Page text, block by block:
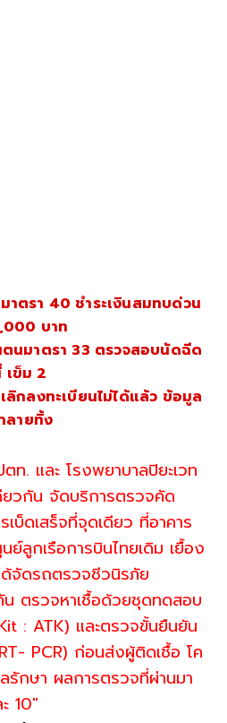
าตรา 40 ชำระเงินสมทบด่วน
บาท
นมาตรา 33 ตรวจสอบนัดฉีด
เข็ม 2
กลงทะเบียนไม่ได้แล้ว ข้อมูล
ลายทิ้ง
. และ โรงพยาบาลปิยะเวท
ยวกัน จัดบริการตรวจคัด
บ็ดเสร็จที่จุดเดียว ที่อาคาร
ลูกเรือการบินไทยเดิม เยื้อง
จัดรถตรวจชีวนิรภัย
ตรวจหาเชื้อด้วยชุดทดสอบ
: ATK) และตรวจขั้นยืนยัน
PCR) ก่อนส่งผู้ติดเชื้อ โค
รักษา ผลการตรวจที่ผ่านมา
10"